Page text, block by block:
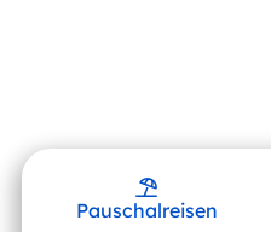
Pauschalreisen